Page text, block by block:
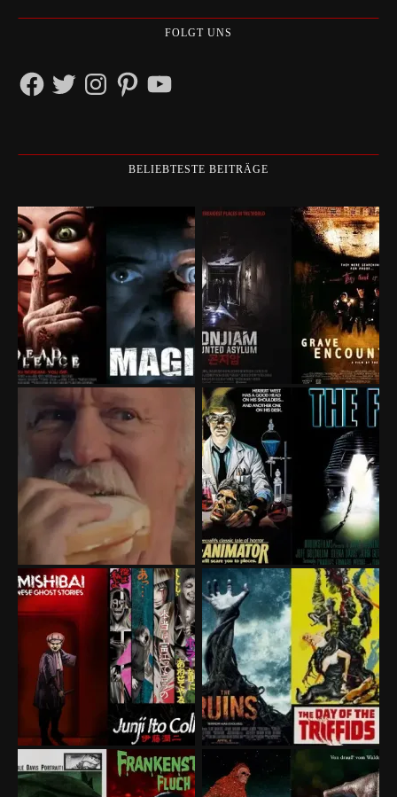
FOLGT UNS
FacebookTwitterInstagramPinterestYouTube
BELIEBTESTE BEITRÄGE